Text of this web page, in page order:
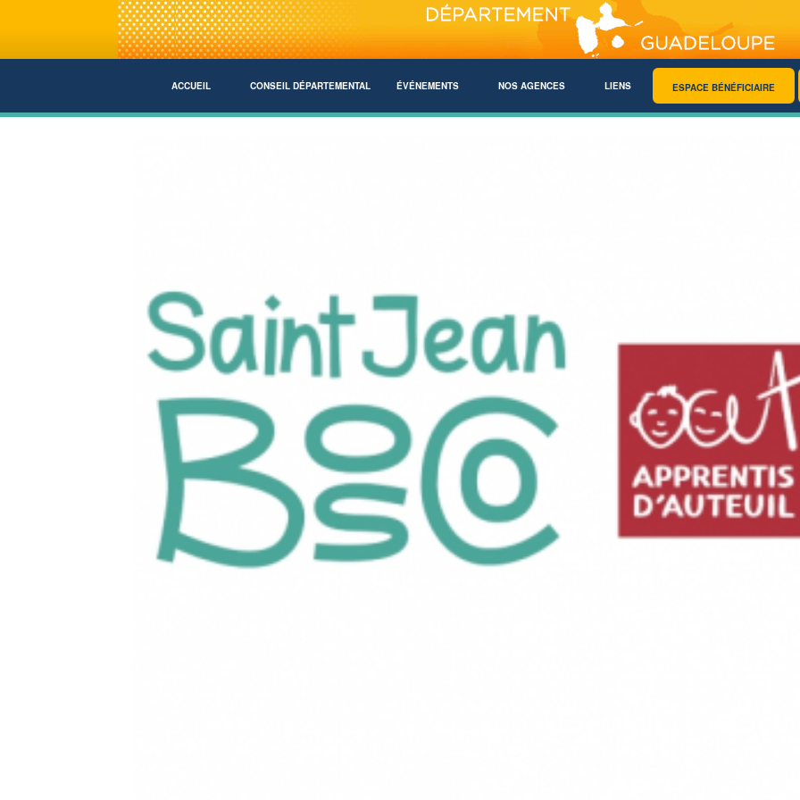
ACCUEIL CONSEIL DÉPARTEMENTAL ÉVÉNEMENTS NOS AGENCES LIENS ESPACE BÉNÉFICIAIRE